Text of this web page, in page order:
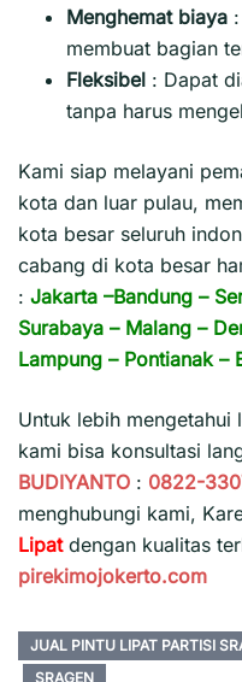
Menghemat biaya :
membuat bagian
Fleksibel : Dapat
tanpa harus
Kami siap melayani
kota dan luar pulau,
kota besar seluruh
cabang di kota besar
: Jakarta –Bandung –
Surabaya – Malang –
Lampung – Pontianak–
Untuk lebih mengetahui
kami bisa konsultasi
BUDIYANTO : 0822-
menghubungi kami,
Lipat dengan kualitas
pirekimojokerto.com
JUAL PINTU LIPAT PARTISI
SRAGEN